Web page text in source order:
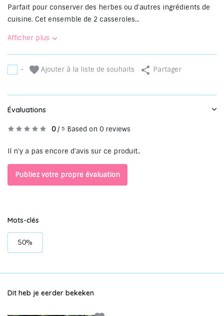
Parfait pour conserver des herbes ou d'autres ingrédients de
cuisine. Cet ensemble de 2 casseroles...
Afficher plus
- Ajouter à la liste de souhaits Partager
Évaluations
0/ 5 Based on 0 reviews
Il n'y a pas encore d'avis sur ce produit..
Publiez votre propre évaluation
Mots-clés
50%
Dit heb je eerder bekeken